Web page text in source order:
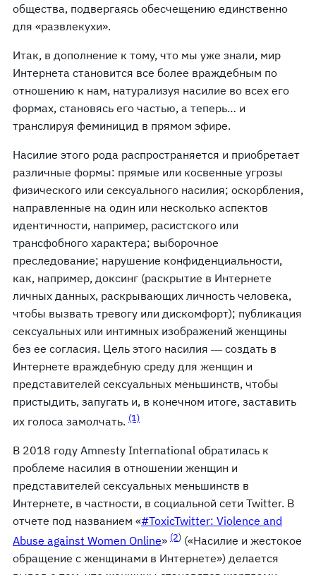
общества, подвергаясь обесчещению единственно
для «развлекухи».
Итак, в дополнение к тому, что мы уже знали, мир
Интернета становится все более враждебным по
отношению к нам, натурализуя насилие во всех его
формах, становясь его частью, а теперь… и
транслируя феминицид в прямом эфире.
Насилие этого рода распространяется и приобретает
различные формы: прямые или косвенные угрозы
физического или сексуального насилия; оскорбления,
направленные на один или несколько аспектов
идентичности, например, расистского или
трансфобного характера; выборочное
преследование; нарушение конфиденциальности,
как, например, доксинг (раскрытие в Интернете
личных данных, раскрывающих личность человека,
чтобы вызвать тревогу или дискомфорт); публикация
сексуальных или интимных изображений женщины
без ее согласия. Цель этого насилия ― создать в
Интернете враждебную среду для женщин и
представителей сексуальных меньшинств, чтобы
пристыдить, запугать и, в конечном итоге, заставить
их голоса замолчать. (1)
В 2018 году Amnesty International обратилась к
проблеме насилия в отношении женщин и
представителей сексуальных меньшинств в
Интернете, в частности, в социальной сети Twitter. В
отчете под названием «#ToxicTwitter: Violence and
Abuse against Women Online» (2) («Насилие и жестокое
обращение с женщинами в Интернете») делается